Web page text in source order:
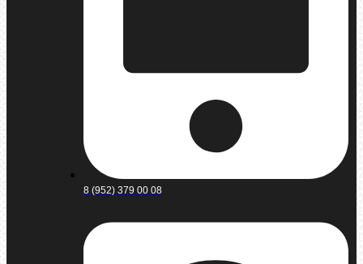
8 (952) 379 00 08